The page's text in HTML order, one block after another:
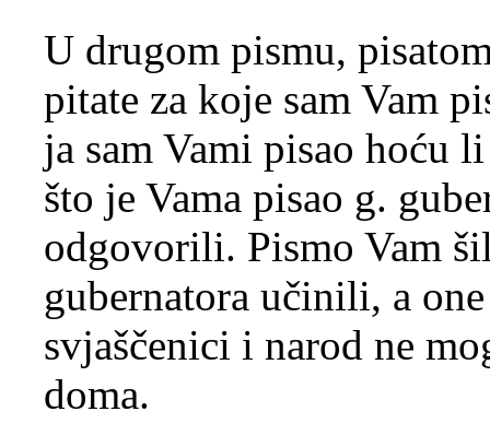
U drugom pismu,
pitate za koje sam Vam
ja sam Vami pisao hoću
što je Vama pisao g.
odgovorili. Pismo Vam
gubernatora učinili, a
svjaščenici i narod ne
doma.